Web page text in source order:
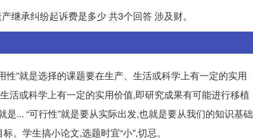
继承纠纷起诉费是多少 共3个回答 涉及财。
性”就是选择的课题要在生产、生活或科学上有一定的实用
活或科学上有一定的实用价值,即研究成果有可能进行移植
... “可行性”就是要从实际出发,也就是要从我们的知识基础
学生搞小论文,选题时宜“小”,切忌。